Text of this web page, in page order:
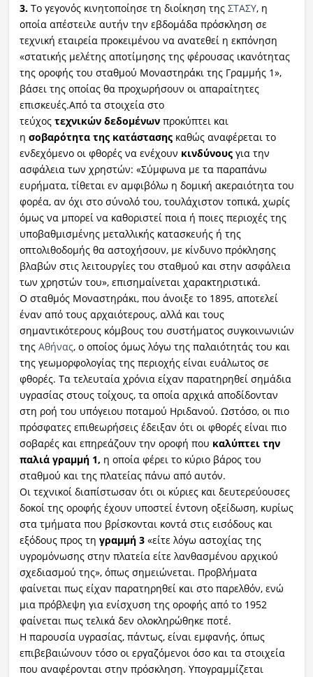
3.Το γεγονός κινητοποίησε τη διοίκηση της ΣΤΑΣΥ, η
οποία απέστειλε αυτήν την εβδομάδα πρόσκληση σε
τεχνική εταιρεία προκειμένου να ανατεθεί η εκπόνηση
«στατικής μελέτης αποτίμησης της φέρουσας ικανότητας
της οροφής του σταθμού Μοναστηράκι της Γραμμής 1»,
βάσει της οποίας θα προχωρήσουν οι απαραίτητες
επισκευές.Από τα στοιχεία στο
τεύχος τεχνικών δεδομένωνπροκύπτει και
η σοβαρότητα της κατάστασηςκαθώς αναφέρεται το
ενδεχόμενο οι φθορές να ενέχουν κινδύνουςγια την
ασφάλεια των χρηστών: «Σύμφωνα με τα παραπάνω
ευρήματα, τίθεται εν αμφιβόλω η δομική ακεραιότητα του
φορέα, αν όχι στο σύνολό του, τουλάχιστον τοπικά, χωρίς
όμως να μπορεί να καθοριστεί ποια ή ποιες περιοχές της
υποβαθμισμένης μεταλλικής κατασκευής ή της
οπτολιθοδομής θα αστοχήσουν, με κίνδυνο πρόκλησης
βλαβών στις λειτουργίες του σταθμού και στην ασφάλεια
των χρηστών του», επισημαίνεται χαρακτηριστικά.
Ο σταθμός Μοναστηράκι, που άνοιξε το 1895, αποτελεί
έναν από τους αρχαιότερους, αλλά και τους
σημαντικότερους κόμβους του συστήματος συγκοινωνιών
της Αθήνας, ο οποίος όμως λόγω της παλαιότητάς του και
της γεωμορφολογίας της περιοχής είναι ευάλωτος σε
φθορές. Τα τελευταία χρόνια είχαν παρατηρηθεί σημάδια
υγρασίας στους τοίχους, τα οποία αρχικά αποδίδονταν
στη ροή του υπόγειου ποταμού Ηριδανού. Ωστόσο, οι πιο
πρόσφατες επιθεωρήσεις έδειξαν ότι οι φθορές είναι πιο
σοβαρές και επηρεάζουν την οροφή που καλύπτει την
παλιά γραμμή 1, η οποία φέρει το κύριο βάρος του
σταθμού και της πλατείας πάνω από αυτόν.
Οι τεχνικοί διαπίστωσαν ότι οι κύριες και δευτερεύουσες
δοκοί της οροφής έχουν υποστεί έντονη οξείδωση, κυρίως
στα τμήματα που βρίσκονται κοντά στις εισόδους και
εξόδους προς τη γραμμή 3«είτε λόγω αστοχίας της
υγρομόνωσης στην πλατεία είτε λανθασμένου αρχικού
σχεδιασμού της», όπως σημειώνεται. Προβλήματα
φαίνεται πως είχαν παρατηρηθεί και στο παρελθόν, ενώ
μια πρόβλεψη για ενίσχυση της οροφής από το 1952
φαίνεται πως τελικά δεν ολοκληρώθηκε ποτέ.
Η παρουσία υγρασίας, πάντως, είναι εμφανής, όπως
επιβεβαιώνουν τόσο οι εργαζόμενοι όσο και τα στοιχεία
που αναφέρονται στην πρόσκληση. Υπογραμμίζεται